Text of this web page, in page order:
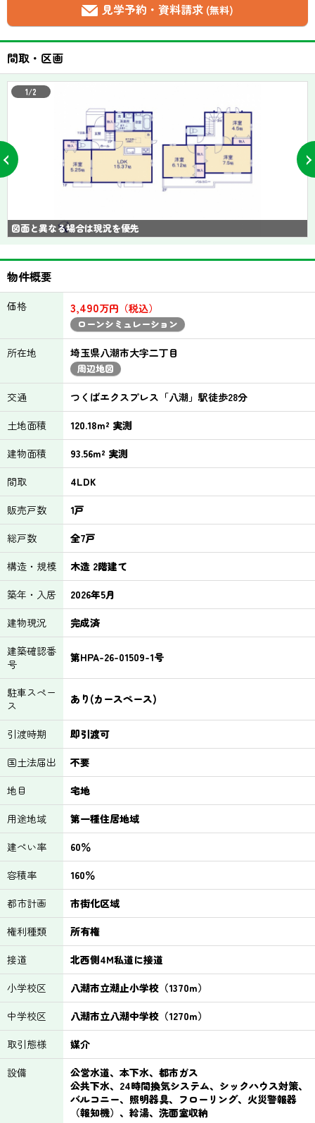
見学予約・資料請求 (無料)
間取・区画
図面と異なる場合は現況を優先
1/2
物件概要
価格 3,490万円（税込）
ローンシミュレーション
所在地 埼玉県八潮市大字二丁目
周辺地図
交通
つくばエクスプレス「八潮」駅徒歩28分
土地面積
120.18m² 実測
建物面積
93.56m² 実測
間取
4LDK
販売戸数
1戸
総戸数
全7戸
構造・規模
木造 2階建て
築年・入居
2026年5月
建物現況
完成済
建築確認番
号
第HPA-26-01509-1号
駐車スペー
ス
あり(カースペース)
引渡時期
即引渡可
国土法届出
不要
地目
宅地
用途地域
第一種住居地域
建ぺい率
60％
容積率
160％
都市計画
市街化区域
権利種類
所有権
接道
北西側4M私道に接道
小学校区
八潮市立潮止小学校（1370m）
中学校区
八潮市立八潮中学校（1270m）
取引態様
媒介
設備
公営水道、本下水、都市ガス
公共下水、24時間換気システム、シックハウス対策、
バルコニー、照明器具、フローリング、火災警報器
（報知機）、給湯、洗面室収納